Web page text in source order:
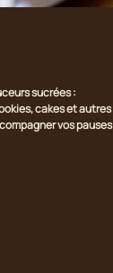
sucrées :
cakes et autres
vos pauses